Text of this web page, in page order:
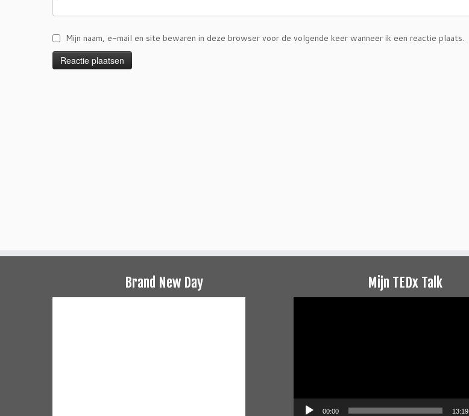
Mijn naam, e-mail en site bewaren in deze browser voor de volgende keer wanneer ik een reactie plaats.
Brand New Day Mijn TEDx Talk
00:00 13:19